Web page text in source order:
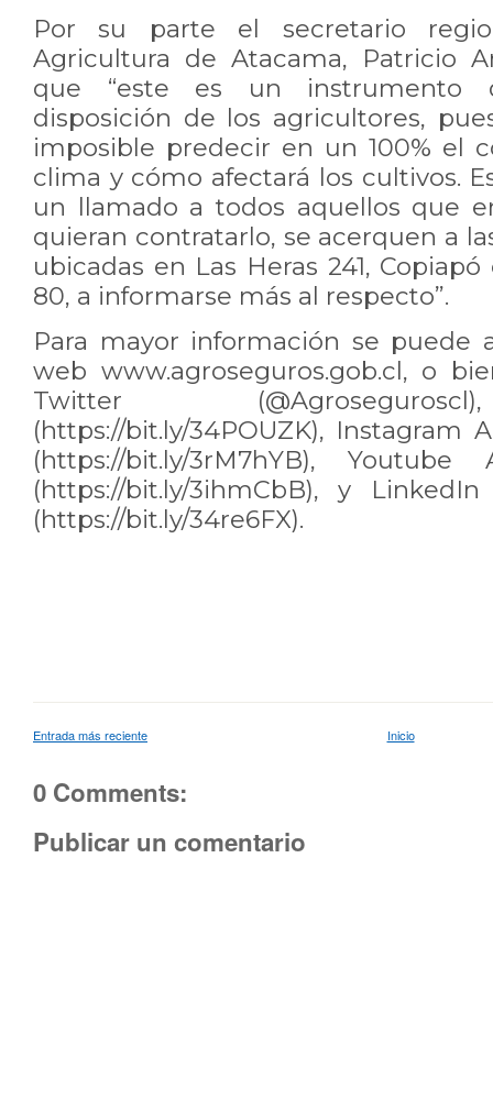
Por su parte el secretario
Agricultura de Atacama, Patricio
que “este es un instrumento
disposición de los agricultores,
imposible predecir en un 100% el
clima y cómo afectará los cultivos.
un llamado a todos aquellos que
quieran contratarlo, se acerquen a
ubicadas en Las Heras 241,
80, a informarse más al respecto”.
Para mayor información se puede
web www.agroseguros.gob.cl, o
Twitter
(https://bit.ly/34POUZK), Instagram
(https://bit.ly/3rM7hYB), Youtube
(https://bit.ly/3ihmCbB), y
(https://bit.ly/34re6FX).
Entrada más reciente Inicio
0 Comments:
Publicar un comentario